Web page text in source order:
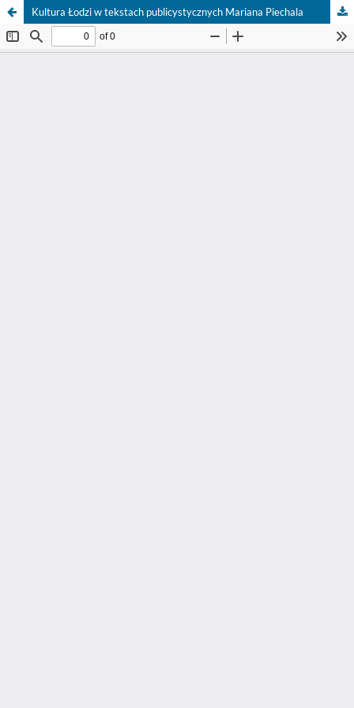
Kultura Łodzi w tekstach publicystycznych Mariana Piechala